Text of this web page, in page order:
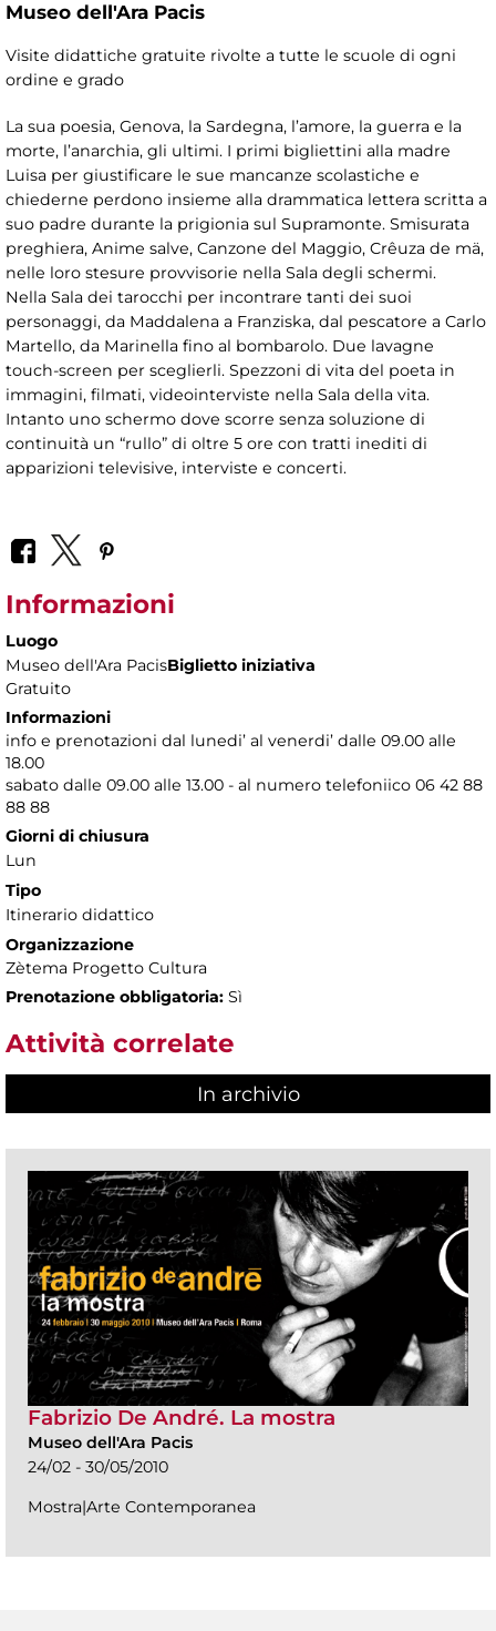
Museo dell'Ara Pacis
Visite didattiche gratuite rivolte a tutte le scuole di ogni
ordine e grado
La sua poesia, Genova, la Sardegna, l’amore, la guerra e la
morte, l’anarchia, gli ultimi. I primi bigliettini alla madre
Luisa per giustificare le sue mancanze scolastiche e
chiederne perdono insieme alla drammatica lettera scritta a
suo padre durante la prigionia sul Supramonte. Smisurata
preghiera, Anime salve, Canzone del Maggio, Crêuza de mä,
nelle loro stesure provvisorie nella Sala degli schermi.
Nella Sala dei tarocchi per incontrare tanti dei suoi
personaggi, da Maddalena a Franziska, dal pescatore a Carlo
Martello, da Marinella fino al bombarolo. Due lavagne
touch-screen per sceglierli. Spezzoni di vita del poeta in
immagini, filmati, videointerviste nella Sala della vita.
Intanto uno schermo dove scorre senza soluzione di
continuità un “rullo” di oltre 5 ore con tratti inediti di
apparizioni televisive, interviste e concerti.
Informazioni
Luogo
Museo dell'Ara PacisBiglietto iniziativa
Gratuito
Informazioni
info e prenotazioni dal lunedi’ al venerdi’ dalle 09.00 alle
18.00
sabato dalle 09.00 alle 13.00 - al numero telefoniico 06 42 88
88 88
Giorni di chiusura
Lun
Tipo
Itinerario didattico
Organizzazione
Zètema Progetto Cultura
Prenotazione obbligatoria: Sì
Attività correlate
In archivio
Fabrizio De André. La mostra
Museo dell'Ara Pacis
24/02 - 30/05/2010
Mostra|Arte Contemporanea